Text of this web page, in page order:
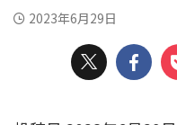
2023年6月29日